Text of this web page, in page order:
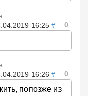
16:25 # 0
16:26 # 0
попозже из